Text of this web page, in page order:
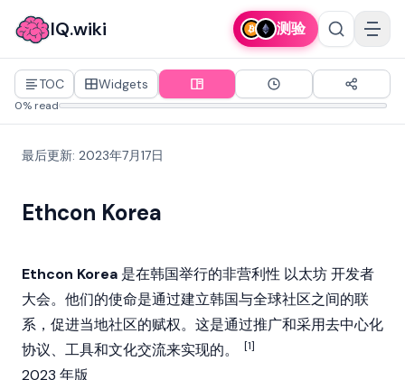
IQ.wiki 测验
TOC Widgets
0% read
最后更新: 2023年7月17日
Ethcon Korea
Ethcon Korea 是在韩国举行的非营利性 以太坊开发者
大会。他们的使命是通过建立韩国与全球社区之间的联
系，促进当地社区的赋权。这是通过推广和采用去中心化
协议、工具和文化交流来实现的。
[1]
2023 年版